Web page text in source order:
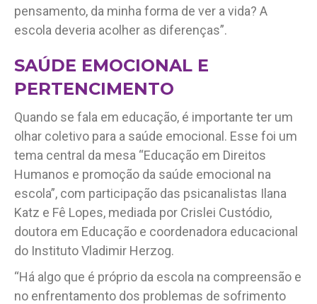
pensamento, da minha forma de ver a vida? A
escola deveria acolher as diferenças”.
SAÚDE EMOCIONAL E
PERTENCIMENTO
Quando se fala em educação, é importante ter um
olhar coletivo para a saúde emocional. Esse foi um
tema central da mesa “Educação em Direitos
Humanos e promoção da saúde emocional na
escola”, com participação das psicanalistas Ilana
Katz e Fê Lopes, mediada por Crislei Custódio,
doutora em Educação e coordenadora educacional
do Instituto Vladimir Herzog.
“Há algo que é próprio da escola na compreensão e
no enfrentamento dos problemas de sofrimento